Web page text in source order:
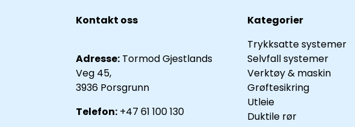
Kontakt oss
Adresse: Tormod Gjestlands
Veg 45,
3936 Porsgrunn
Telefon: +47 61 100 130
Kategorier
Trykksatte systemer
Selvfall systemer
Verktøy & maskin
Grøftesikring
Utleie
Duktile rør